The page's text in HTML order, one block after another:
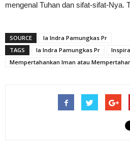
mengenal Tuhan dan sifat-sifat-Nya.
SOURCE
Ia Indra Pamungkas Pr
TAGS
Ia Indra Pamungkas Pr
Mempertahankan Iman atau